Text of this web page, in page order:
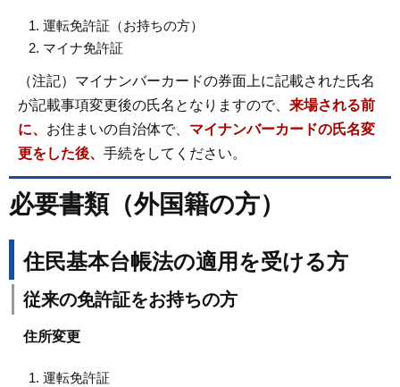
運転免許証（お持ちの方）
マイナ免許証
（注記）マイナンバーカードの券面上に記載された氏名
が記載事項変更後の氏名となりますので、 来場される前
に、 お住まいの自治体で、 マイナンバーカードの氏名変
更をした後、 手続をしてください。
必要書類（外国籍の方）
住民基本台帳法の適用を受ける方
従来の免許証をお持ちの方
住所変更
運転免許証